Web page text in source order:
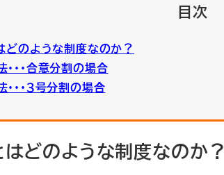
目次
どのような制度なのか？
・・合意分割の場合
・・３号分割の場合
はどのような制度なのか？